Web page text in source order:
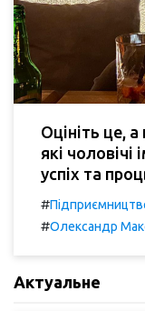
Оцініть це,
які
успіх та
#
#Олександр
Актуальне